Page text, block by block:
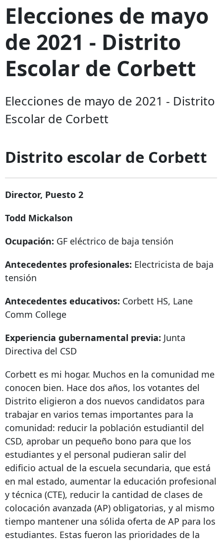
Elecciones de mayo
de 2021 - Distrito
Escolar de Corbett
Elecciones de mayo de 2021 - Distrito
Escolar de Corbett
Distrito escolar de Corbett
Director, Puesto 2
Todd Mickalson
Ocupación: GF eléctrico de baja tensión
Antecedentes profesionales: Electricista de baja
tensión
Antecedentes educativos: Corbett HS, Lane
Comm College
Experiencia gubernamental previa: Junta
Directiva del CSD
Corbett es mi hogar. Muchos en la comunidad me
conocen bien. Hace dos años, los votantes del
Distrito eligieron a dos nuevos candidatos para
trabajar en varios temas importantes para la
comunidad: reducir la población estudiantil del
CSD, aprobar un pequeño bono para que los
estudiantes y el personal pudieran salir del
edificio actual de la escuela secundaria, que está
en mal estado, aumentar la educación profesional
y técnica (CTE), reducir la cantidad de clases de
colocación avanzada (AP) obligatorias, y al mismo
tiempo mantener una sólida oferta de AP para los
estudiantes. Estas fueron las prioridades de la